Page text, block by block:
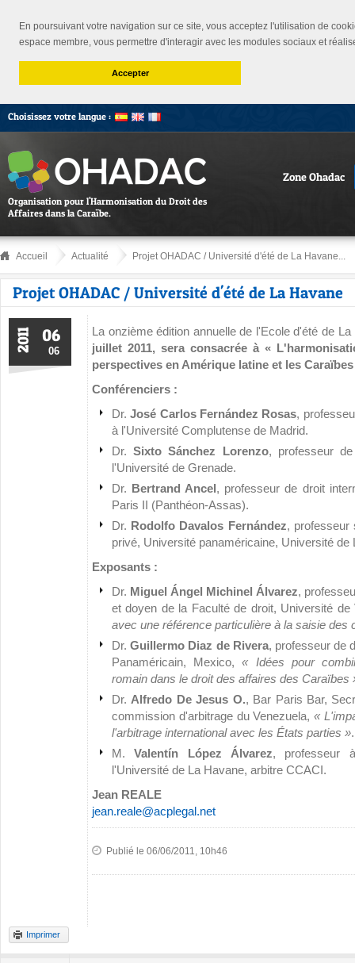
En poursuivant votre navigation sur ce site, vous acceptez l'utilisation de
espace membre, vous permettre d'interagir avec les modules sociaux et
Accepter
Choisissez votre langue :
Organisation pour l'Harmonisation du Droit des
Affaires dans la Caraïbe.
Zone Ohadac
Accueil Actualité Projet OHADAC / Université d'été de La Havane...
Projet OHADAC / Université d'été de La Havane
06
06
2011
La onzième édition annuelle de l'Ecole d'été de
juillet 2011, sera consacrée à «
perspectives en Amérique latine et les Caraïbes
Conférenciers :
Dr.José Carlos Fernández Rosas,
à l'Université Complutense de Madrid.
Dr.Sixto Sánchez Lorenzo, professeur
l'Université de Grenade.
Dr. Bertrand Ancel, professeur de droit
Paris II (Panthéon-Assas).
Dr. Rodolfo Davalos Fernández, professeur
privé, Université panaméricaine, Université de
Exposants :
Dr. Miguel Ángel Michinel Álvarez,
et doyen de la Faculté de droit, Université
avec une référence particulière à la saisie des
Dr.Guillermo Diaz de Rivera, professeur de
Panaméricain, Mexico,« Idées pour
romain dans le droit des affaires des Caraïbes
Dr. Alfredo De Jesus O., Bar Paris Bar,
commission d'arbitrage du Venezuela,«
l'arbitrage international avec les États parties ».
M.Valentín López Álvarez, professeur
l'Université de La Havane, arbitre CCACI.
Jean REALE
jean.reale@acplegal.net
Publié le 06/06/2011, 10h46
Imprimer